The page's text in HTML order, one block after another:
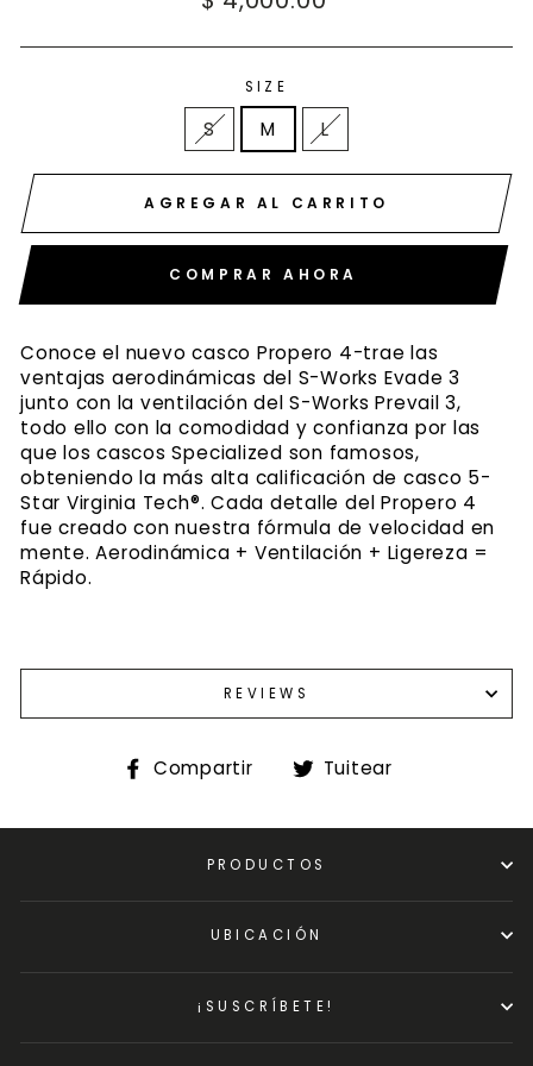
habitual
SIZE
S M L
AGREGAR AL CARRITO
COMPRAR AHORA
Conoce el nuevo casco Propero 4-trae las
ventajas aerodinámicas del S-Works Evade 3
junto con la ventilación del S-Works Prevail 3,
todo ello con la comodidad y confianza por las
que los cascos Specialized son famosos,
obteniendo la más alta calificación de casco 5-
Star Virginia Tech®. Cada detalle del Propero 4
fue creado con nuestra fórmula de velocidad en
mente. Aerodinámica + Ventilación + Ligereza =
Rápido.
REVIEWS
Compartir
Compartir
Tuitear
PRODUCTOS
UBICACIÓN
¡SUSCRÍBETE!